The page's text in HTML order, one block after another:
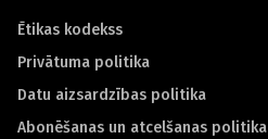
Ētikas kodekss
Privātuma politika
Datu aizsardzības politika
Abonēšanas un atcelšanas politika